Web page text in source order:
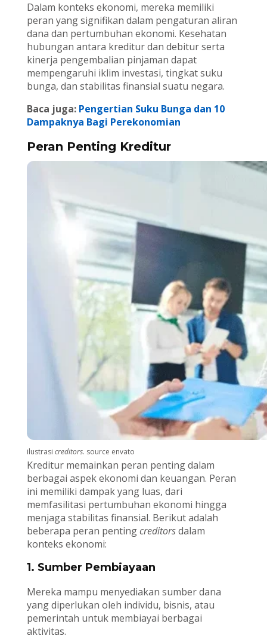
Dalam konteks ekonomi, mereka memiliki
peran yang signifikan dalam pengaturan aliran
dana dan pertumbuhan ekonomi. Kesehatan
hubungan antara kreditur dan debitur serta
kinerja pengembalian pinjaman dapat
mempengaruhi iklim investasi, tingkat suku
bunga, dan stabilitas finansial suatu negara.
Baca juga: Pengertian Suku Bunga dan 10
Dampaknya Bagi Perekonomian
Peran Penting Kreditur
ilustrasi creditors. source envato
Kreditur memainkan peran penting dalam
berbagai aspek ekonomi dan keuangan. Peran
ini memiliki dampak yang luas, dari
memfasilitasi pertumbuhan ekonomi hingga
menjaga stabilitas finansial. Berikut adalah
beberapa peran pentingcreditorsdalam
konteks ekonomi:
1. Sumber Pembiayaan
Mereka mampu menyediakan sumber dana
yang diperlukan oleh individu, bisnis, atau
pemerintah untuk membiayai berbagai
aktivitas.